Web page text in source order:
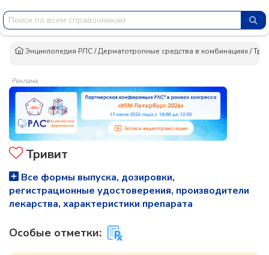
Энциклопедия РЛС/Дерматотропные средства в комбинациях/
Реклама
Тривит
Все формы выпуска, дозировки,
регистрационные удостоверения, производители
лекарства, характеристики препарата
Особые отметки: